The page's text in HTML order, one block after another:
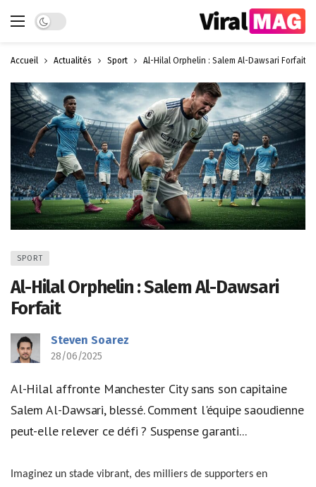
Dark mode
Accueil Actualités Sport Al-Hilal Orphelin : Salem Al-Dawsari Forfait
SPORT
Al-Hilal Orphelin : Salem Al-Dawsari
Forfait
Steven Soarez
28/06/2025
Al-Hilal affronte Manchester City sans son capitaine
Salem Al-Dawsari, blessé. Comment l'équipe saoudienne
peut-elle relever ce défi ? Suspense garanti...
Imaginez un stade vibrant, des milliers de supporters en